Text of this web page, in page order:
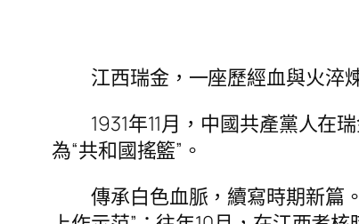
江西瑞金，一座歷經血與火淬
1931年11月，中國共產黨人在
為“共和國搖籃”。
傳承白色血脈，續寫時期新篇